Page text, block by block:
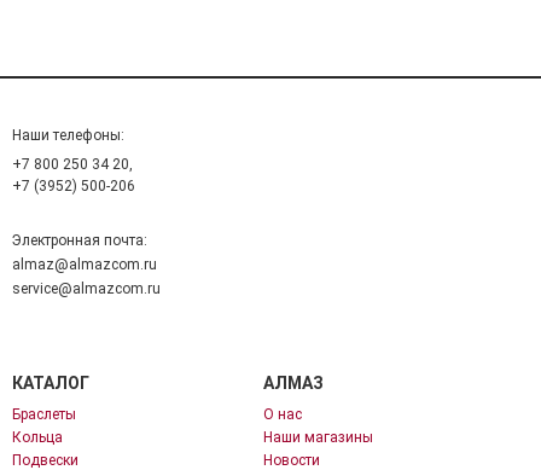
Наши телефоны:
+7 800 250 34 20,
+7 (3952) 500-206
Электронная почта:
almaz@almazcom.ru
service@almazcom.ru
КАТАЛОГ
Браслеты
Кольца
Подвески
АЛМАЗ
О нас
Наши магазины
Новости